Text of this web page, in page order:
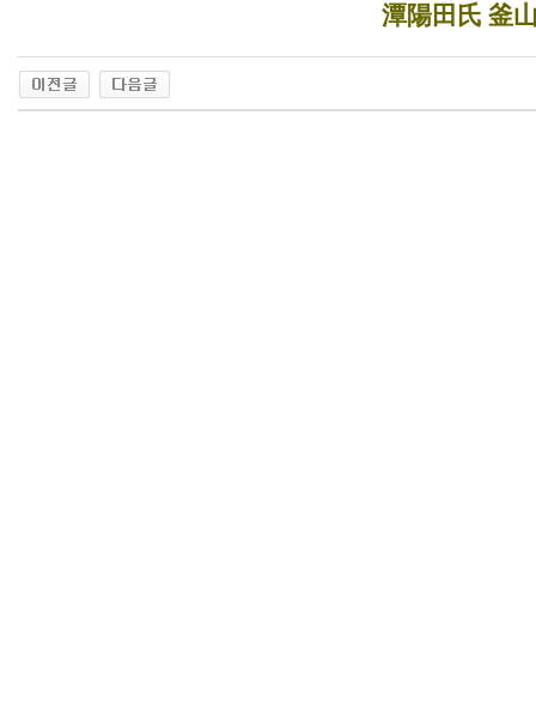
潭陽田氏 釜